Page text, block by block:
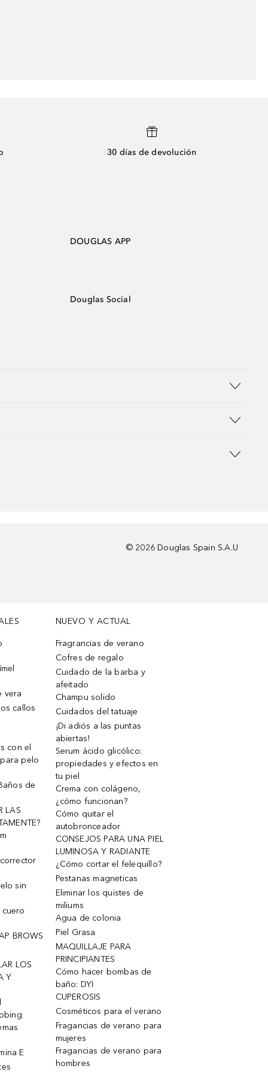
30 días de devolución
DOUGLAS APP
Douglas Social
© 2026 Douglas Spain S.A.U
vera
callos
con el
pelo
de
LAS
sin
cuero
BROWS
LOS
Y
E
NUEVO Y ACTUAL
Fragrancias de verano
Cofres de regalo
Cuidado de la barba y
afeitado
Champu solido
Cuidados del tatuaje
¡Di adiós a las puntas
abiertas!
Serum ácido glicólico:
propiedades y efectos en
tu piel
Crema con colágeno,
¿cómo funcionan?
Cómo quitar el
autobronceador
CONSEJOS PARA UNA PIEL
LUMINOSA Y RADIANTE
¿Cómo cortar el felequillo?
Pestanas magneticas
Eliminar los quistes de
miliums
Agua de colonia
Piel Grasa
MAQUILLAJE PARA
PRINCIPIANTES
Cómo hacer bombas de
baño: DYI
CUPEROSIS
Cosméticos para el verano
Fragancias de verano para
mujeres
Fragancias de verano para
hombres